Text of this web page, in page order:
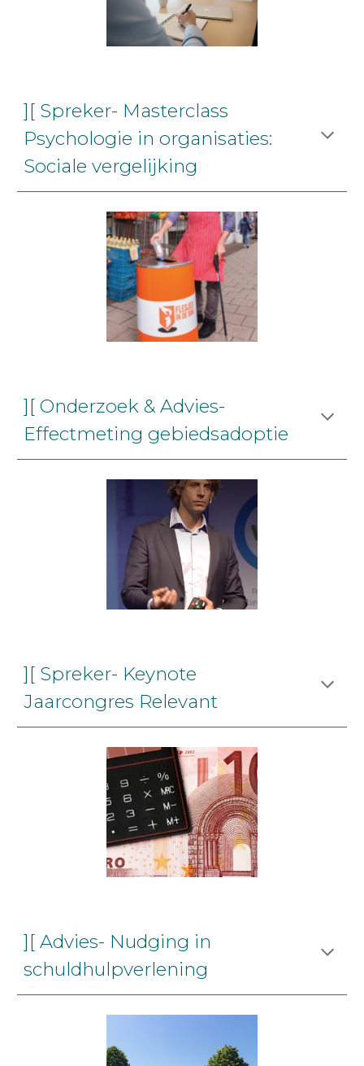
][ Spreker- Masterclass
Psychologie in organisaties:
Sociale vergelijking
][ Onderzoek & Advies-
Effectmeting gebiedsadoptie
][ Spreker- Keynote
Jaarcongres Relevant
][ Advies- Nudging in
schuldhulpverlening